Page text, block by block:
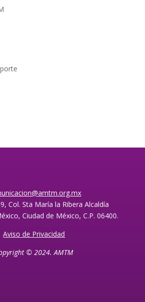
Col. Sta María la Ribera Alcaldía
Ciudad de México, C.P. 06400.
Aviso de Privacidad
© 2024. AMTM